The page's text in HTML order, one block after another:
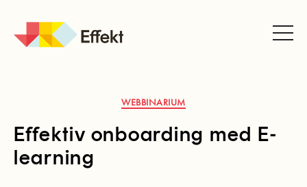
WEBBINARIUM
Effektiv onboarding med E-
learning